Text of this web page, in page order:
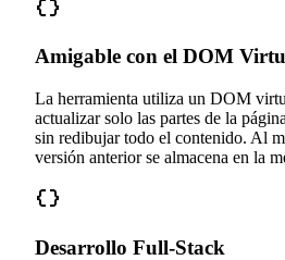
Amigable con el DOM
La herramienta utiliza un DOM
actualizar solo las partes de la
sin redibujar todo el contenido. Al
versión anterior se almacena en la
Desarrollo Full-Stack